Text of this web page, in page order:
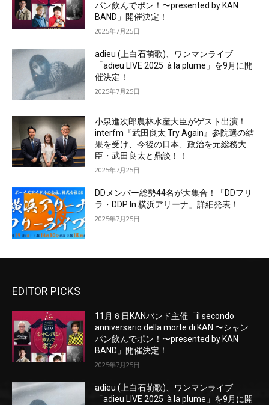
パン飲んでポン！〜presented by KAN
BAND」開催決定！
2025年7月25日
adieu (上白石萌歌)、ワンマンライブ
「adieu LIVE 2025 à la plume」を9月に開
催決定！
2025年7月25日
小泉進次郎農林水産大臣がゲスト出演！
interfm『武田良太 Try Again』参院選の結
果を受け、今後の日本、政治を元総務大
臣・武田良太と鼎談！！
2025年7月25日
DDメンバー総勢44名が大集合！「DDフリ
ラ・DDP In 横浜アリーナ」詳細発表！
2025年7月25日
EDITOR PICKS
11月６日KANバンド主催「il secondo
anniversario della morte di KAN 〜シャン
パン飲んでポン！〜presented by KAN
BAND」開催決定！
2025年7月25日
adieu (上白石萌歌)、ワンマンライブ
「adieu LIVE 2025 à la plume」を9月に開